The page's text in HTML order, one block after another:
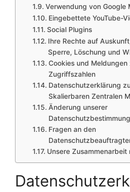
Verwendung von Google
Eingebettete YouTube-
Social Plugins
Ihre Rechte auf
Sperre, Löschung und
Cookies und Meldungen
Zugriffszahlen
Datenschutzerklärung
Skalierbaren Zentralen
Änderung unserer
Fragen an den
Unsere